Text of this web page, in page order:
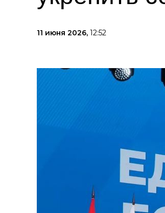
11 июня 2026, 12:52